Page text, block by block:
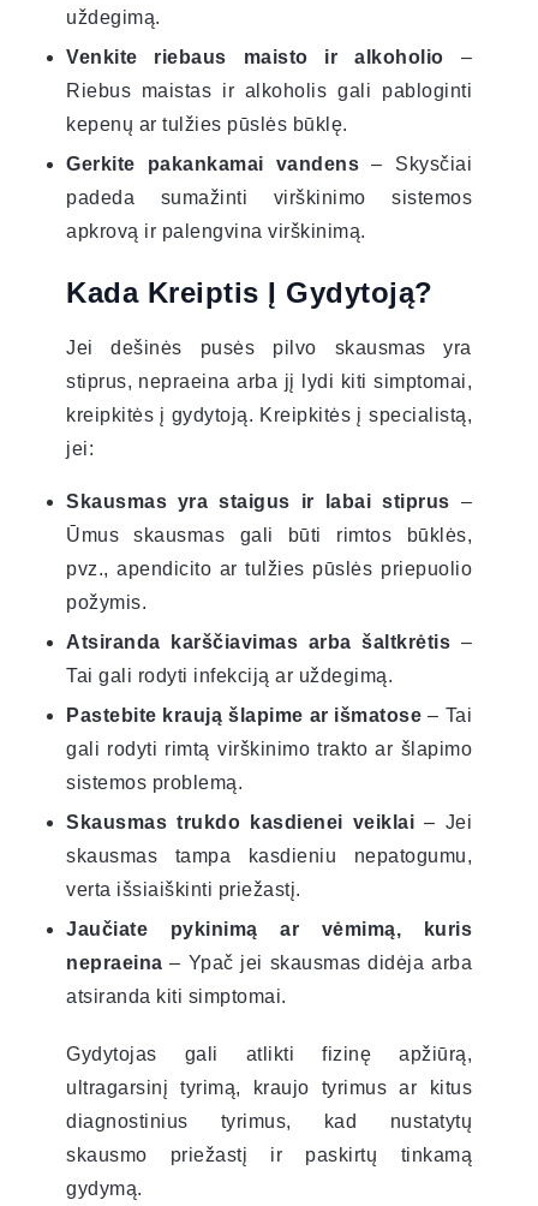
uždegimą.
Venkite riebaus maisto ir alkoholio –
Riebus maistas ir alkoholis gali pabloginti
kepenų ar tulžies pūslės būklę.
Gerkite pakankamai vandens – Skysčiai
padeda sumažinti virškinimo sistemos
apkrovą ir palengvina virškinimą.
Kada Kreiptis Į Gydytoją?
Jei dešinės pusės pilvo skausmas yra
stiprus, nepraeina arba jį lydi kiti simptomai,
kreipkitės į gydytoją. Kreipkitės į specialistą,
jei:
Skausmas yra staigus ir labai stiprus –
Ūmus skausmas gali būti rimtos būklės,
pvz., apendicito ar tulžies pūslės priepuolio
požymis.
Atsiranda karščiavimas arba šaltkrėtis –
Tai gali rodyti infekciją ar uždegimą.
Pastebite kraują šlapime ar išmatose – Tai
gali rodyti rimtą virškinimo trakto ar šlapimo
sistemos problemą.
Skausmas trukdo kasdienei veiklai – Jei
skausmas tampa kasdieniu nepatogumu,
verta išsiaiškinti priežastį.
Jaučiate pykinimą ar vėmimą, kuris
nepraeina – Ypač jei skausmas didėja arba
atsiranda kiti simptomai.
Gydytojas gali atlikti fizinę apžiūrą,
ultragarsinį tyrimą, kraujo tyrimus ar kitus
diagnostinius tyrimus, kad nustatytų
skausmo priežastį ir paskirtų tinkamą
gydymą.